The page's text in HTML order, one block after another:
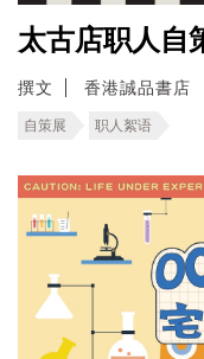
太古店职人自
撰文 香港誠品書店
自策展 职人絮语